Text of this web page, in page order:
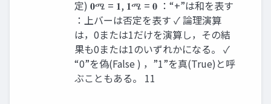
定) 𝟎ሜ = 𝟏, 𝟏ሜ = 𝟎 ：“+”は和を表す
：上バーは否定を表す ✓ 論理演算
は，0または1だけを演算し，その結
果も0または1のいずれかになる。 ✓
“0”を偽(False ) ，”1”を真(True)と呼
ぶこともある。 11